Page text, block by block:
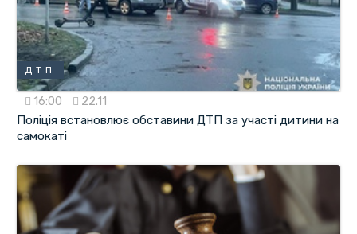
ДТП
16:00 22.11
Поліція встановлює обставини ДТП за участі дитини на
самокаті